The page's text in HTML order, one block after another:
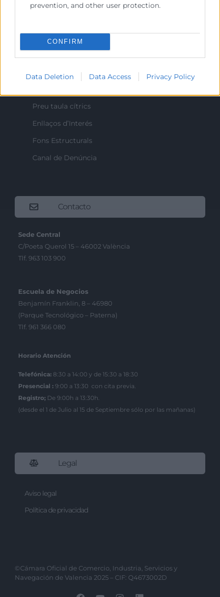
prevention, and other user protection.
CONFIRM
Data Deletion Data Access Privacy Policy
Perfil del contractant
Preu taula cítrics
Enllaços d’Interés
Fons Estructurals
Canal de Denúncia
Contacto
Sede Central
C/Poeta Querol 15 – 46002 València
Tlf. 963 103 900
Escuela de Negocios
Benjamín Franklin, 8 – 46980
(Parque Tecnológico – Paterna)
Tlf. 961 366 080
Horario Atención
Telefónica: 8:30 a 14:00 y de 15:30 a 18:30
Presencial : 9:00 a 13:30 con cita previa.
Registro; De 9:00h a 13:30h.
(desde el 1 de Julio al 15 de Septiembre sólo por las mañanas)
Legal
Aviso legal
Política de privacidad
©Cámara Oficial de Comercio, Industria, Servicios y
Navegación de Valencia 2025 – CIF: Q4673002D